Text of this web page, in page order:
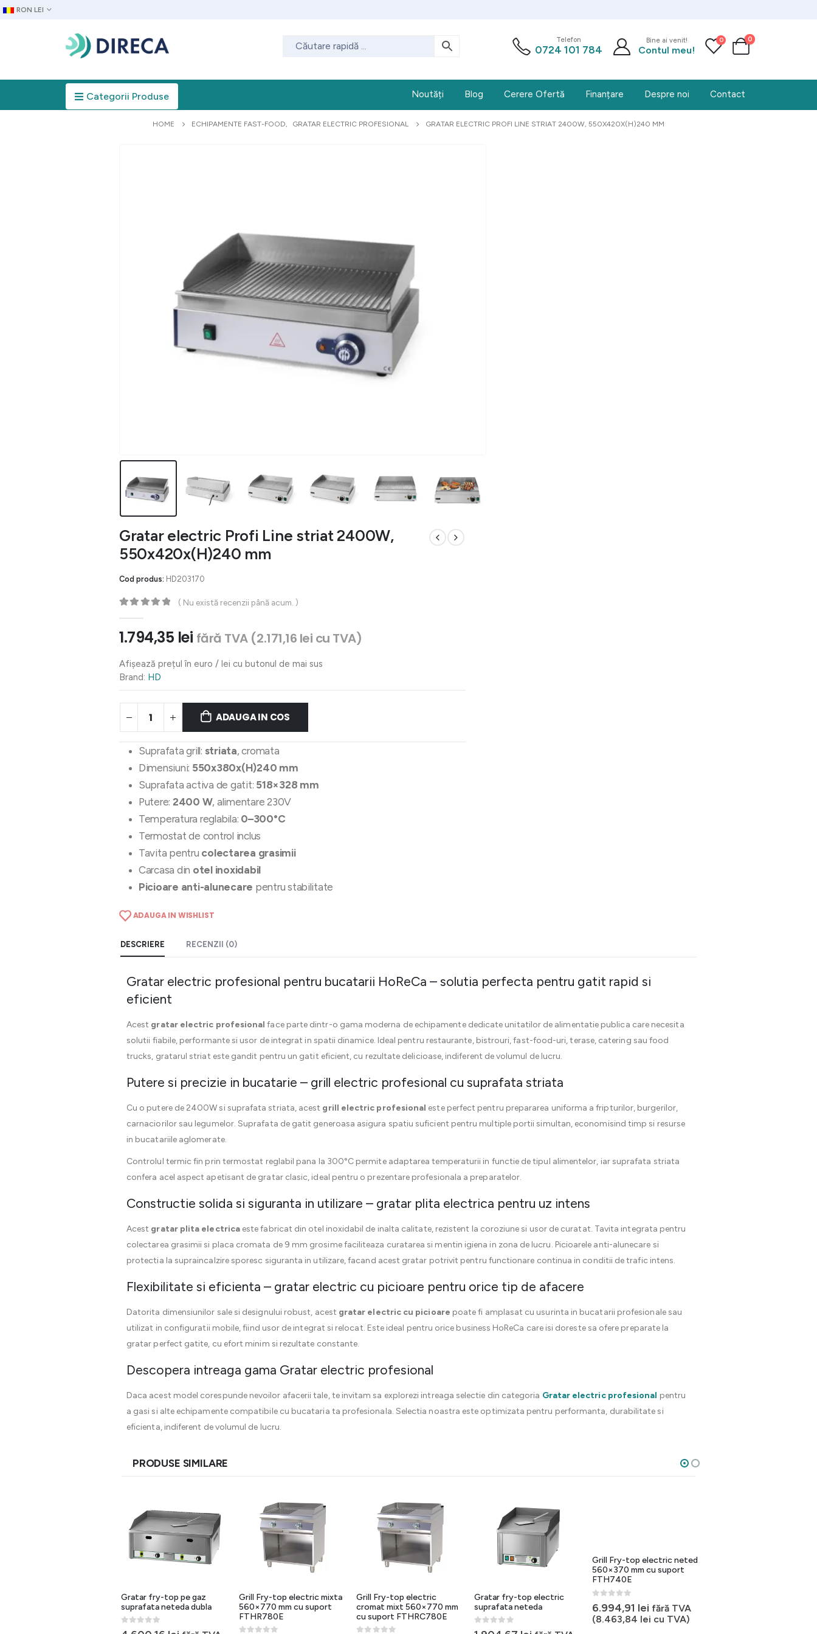
RON LEI
Telefon
0724 101 784
Bine ai venit!
Contul meu!
0 0
Categorii Produse Noutăți Blog Cerere Ofertă Finanțare Despre noi Contact
HOME ECHIPAMENTE FAST-FOOD, GRATAR ELECTRIC PROFESIONAL GRATAR ELECTRIC PROFI LINE STRIAT 2400W, 550X420X(H)240 MM
Gratar electric Profi Line striat 2400W,
550x420x(H)240 mm
Cod produs: HD203170
( Nu există recenzii până acum. )
1.794,35 lei fără TVA (2.171,16 lei cu TVA)
Afișează prețul în euro / lei cu butonul de mai sus
Brand: HD
ADAUGA IN COS
Suprafata grill: striata, cromata
Dimensiuni: 550x380x(H)240 mm
Suprafata activa de gatit: 518×328 mm
Putere: 2400 W, alimentare 230V
Temperatura reglabila: 0–300°C
Termostat de control inclus
Tavita pentru colectarea grasimii
Carcasa din otel inoxidabil
Picioare anti-alunecare pentru stabilitate
ADAUGA IN WISHLIST
DESCRIERE RECENZII (0)
Gratar electric profesional pentru bucatarii HoReCa – solutia perfecta pentru gatit rapid si
eficient
Acest gratar electric profesional face parte dintr-o gama moderna de echipamente dedicate unitatilor de alimentatie publica care necesita
solutii fiabile, performante si usor de integrat in spatii dinamice. Ideal pentru restaurante, bistrouri, fast-food-uri, terase, catering sau food
trucks, gratarul striat este gandit pentru un gatit eficient, cu rezultate delicioase, indiferent de volumul de lucru.
Putere si precizie in bucatarie – grill electric profesional cu suprafata striata
Cu o putere de 2400W si suprafata striata, acest grill electric profesional este perfect pentru prepararea uniforma a fripturilor, burgerilor,
carnaciorilor sau legumelor. Suprafata de gatit generoasa asigura spatiu suficient pentru multiple portii simultan, economisind timp si resurse
in bucatariile aglomerate.
Controlul termic fin prin termostat reglabil pana la 300°C permite adaptarea temperaturii in functie de tipul alimentelor, iar suprafata striata
confera acel aspect apetisant de gratar clasic, ideal pentru o prezentare profesionala a preparatelor.
Constructie solida si siguranta in utilizare – gratar plita electrica pentru uz intens
Acest gratar plita electricaeste fabricat din otel inoxidabil de inalta calitate, rezistent la coroziune si usor de curatat. Tavita integrata pentru
colectarea grasimii si placa cromata de 9 mm grosime faciliteaza curatarea si mentin igiena in zona de lucru. Picioarele anti-alunecare si
protectia la supraincalzire sporesc siguranta in utilizare, facand acest gratar potrivit pentru functionare continua in conditii de trafic intens.
Flexibilitate si eficienta – gratar electric cu picioare pentru orice tip de afacere
Datorita dimensiunilor sale si designului robust, acest gratar electric cu picioare poate fi amplasat cu usurinta in bucatarii profesionale sau
utilizat in configuratii mobile, fiind usor de integrat si relocat. Este ideal pentru orice business HoReCa care isi doreste sa ofere preparate la
gratar perfect gatite, cu efort minim si rezultate constante.
Descopera intreaga gama Gratar electric profesional
Daca acest model corespunde nevoilor afacerii tale, te invitam sa explorezi intreaga selectie din categoria Gratar electric profesional pentru
a gasi si alte echipamente compatibile cu bucataria ta profesionala. Selectia noastra este optimizata pentru performanta, durabilitate si
eficienta, indiferent de volumul de lucru.
PRODUSE SIMILARE
Gratar fry-top pe gaz
suprafata neteda dubla
0out of 5
Grill Fry-top electric mixta
560×770 mm cu suport
FTHR780E
Grill Fry-top electric
cromat mixt 560×770 mm
cu suport FTHRC780E
Gratar fry-top electric
suprafata neteda
0 out of 5
Grill Fry-top electric neted
560×370 mm cu suport
FTH740E
6.994,91 lei fără TVA
(8.463,84 lei cu TVA)